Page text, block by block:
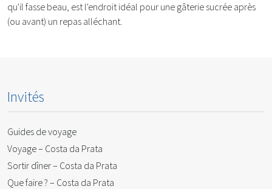
qu'il fasse beau, est l'endroit idéal pour une gâterie sucrée après
(ou avant) un repas alléchant.
Invités
Guides de voyage
Voyage – Costa da Prata
Sortir dîner – Costa da Prata
Que faire ? – Costa da Prata